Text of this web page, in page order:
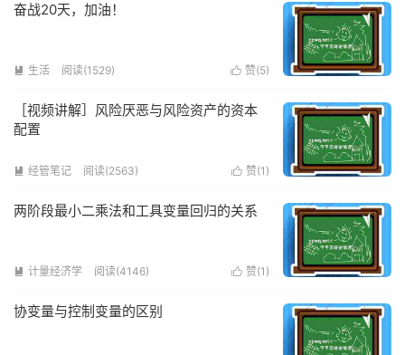
奋战20天，加油！
 赞(5)
 生活 阅读(1529)
［视频讲解］风险厌恶与风险资产的资本
配置
 赞(1 )
 经管笔记 阅读(2563)
两阶段最小二乘法和工具变量回归的关系
 赞(1 )
 计量经济学 阅读(4146)
协变量与控制变量的区别